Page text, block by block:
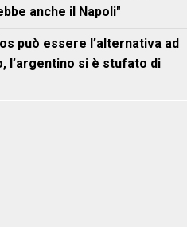
anche il Napoli"
può essere l’alternativa ad
l’argentino si è stufato di